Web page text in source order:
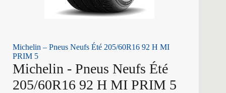
Michelin – Pneus Neufs Été 205/60R16 92 H MI
PRIM 5
Michelin - Pneus Neufs Été
205/60R16 92 H MI PRIM 5